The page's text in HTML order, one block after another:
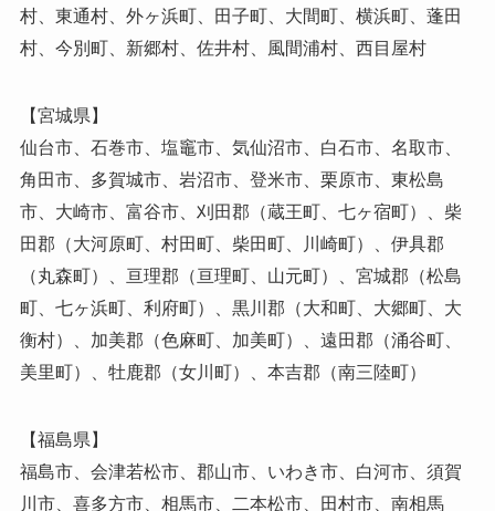
村、東通村、外ヶ浜町、田子町、大間町、横浜町、蓬田
村、今別町、新郷村、佐井村、風間浦村、西目屋村
【宮城県】
仙台市、石巻市、塩竈市、気仙沼市、白石市、名取市、
角田市、多賀城市、岩沼市、登米市、栗原市、東松島
市、大崎市、富谷市、刈田郡（蔵王町、七ヶ宿町）、柴
田郡（大河原町、村田町、柴田町、川崎町）、伊具郡
（丸森町）、亘理郡（亘理町、山元町）、宮城郡（松島
町、七ヶ浜町、利府町）、黒川郡（大和町、大郷町、大
衡村）、加美郡（色麻町、加美町）、遠田郡（涌谷町、
美里町）、牡鹿郡（女川町）、本吉郡（南三陸町）
【福島県】
福島市、会津若松市、郡山市、いわき市、白河市、須賀
川市、喜多方市、相馬市、二本松市、田村市、南相馬